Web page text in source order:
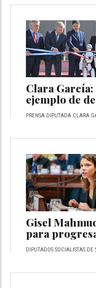
Clara García:
ejemplo de
PRENSA DIPUTADA CLARA
Gisel
para
DIPUTADOS SOCIALISTAS DE